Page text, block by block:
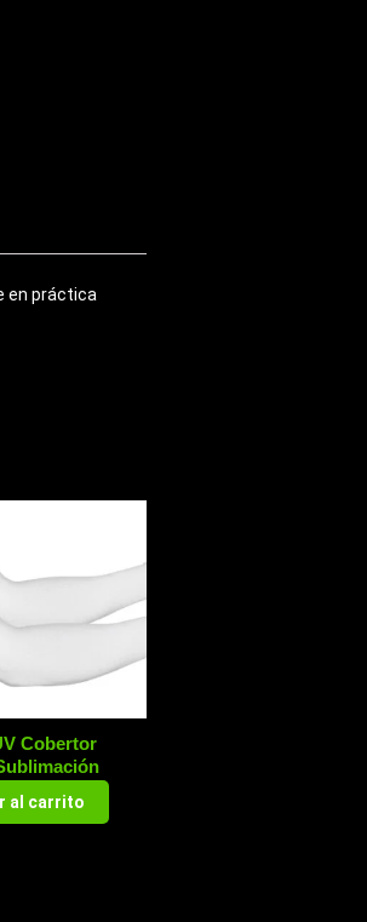
en práctica
Cobertor
al carrito